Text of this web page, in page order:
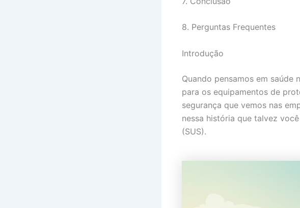
8. Perguntas Frequentes
Introdução
Quando pensamos em saúde
para os equipamentos de
segurança que vemos nas
nessa história que talvez
(SUS).